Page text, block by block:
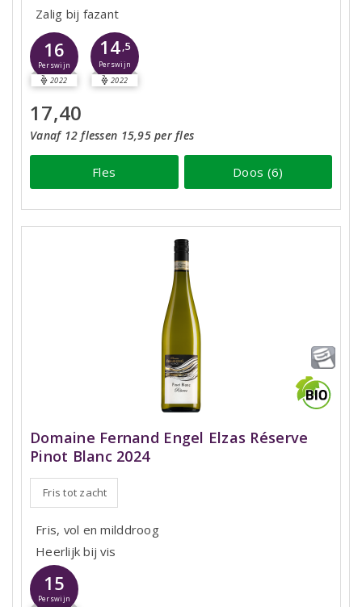
Zalig bij fazant
16
Perswijn
2022
14,5
Perswijn
2022
17,40
Vanaf 12 flessen 15,95 per fles
Fles Doos (6)
Domaine Fernand Engel Elzas Réserve
Pinot Blanc 2024
Fris tot zacht
Fris, vol en milddroog
Heerlijk bij vis
15
Perswijn